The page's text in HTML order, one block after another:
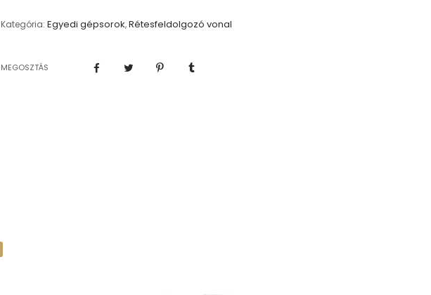
Kategória: Egyedi gépsorok,Rétesfeldolgozó vonal
MEGOSZTÁS